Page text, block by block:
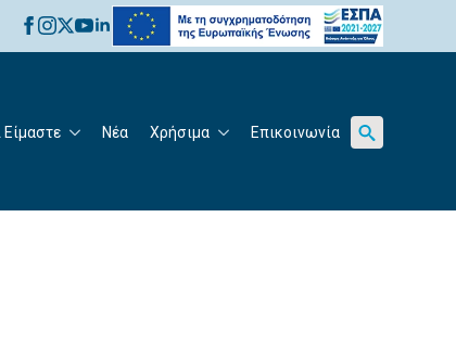
Είμαστε Νέα Χρήσιμα Επικοινωνία
for: